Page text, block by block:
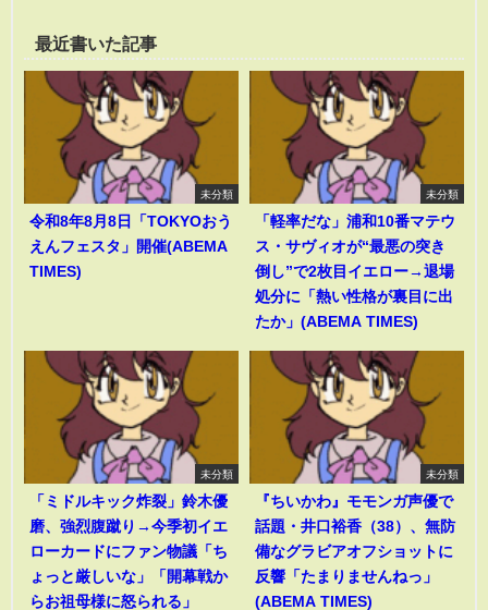
最近書いた記事
未分類
令和8年8月8日「TOKYOおう
えんフェスタ」開催(ABEMA
TIMES)
未分類
「軽率だな」浦和10番マテウ
ス・サヴィオが“最悪の突き
倒し”で2枚目イエロー→退場
処分に「熱い性格が裏目に出
たか」(ABEMA TIMES)
未分類
「ミドルキック炸裂」鈴木優
磨、強烈腹蹴り→今季初イエ
ローカードにファン物議「ち
ょっと厳しいな」「開幕戦か
らお祖母様に怒られる」
未分類
『ちいかわ』モモンガ声優で
話題・井口裕香（38）、無防
備なグラビアオフショットに
反響「たまりませんねっ」
(ABEMA TIMES)